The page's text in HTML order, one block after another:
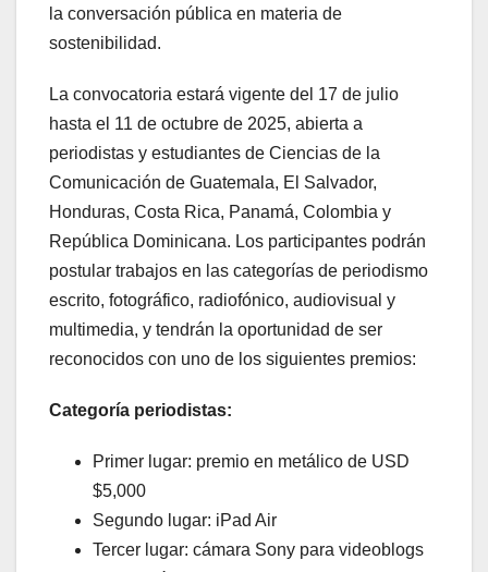
la conversación pública en materia de
sostenibilidad.
La convocatoria estará vigente del 17 de julio
hasta el 11 de octubre de 2025, abierta a
periodistas y estudiantes de Ciencias de la
Comunicación de Guatemala, El Salvador,
Honduras, Costa Rica, Panamá, Colombia y
República Dominicana. Los participantes podrán
postular trabajos en las categorías de periodismo
escrito, fotográfico, radiofónico, audiovisual y
multimedia, y tendrán la oportunidad de ser
reconocidos con uno de los siguientes premios:
Categoría periodistas:
Primer lugar: premio en metálico de USD
$5,000
Segundo lugar: iPad Air
Tercer lugar: cámara Sony para videoblogs